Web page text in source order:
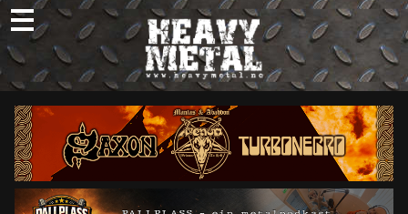
Skip
to
content
Nyheter
Omtaler
Intervjuer
Om oss